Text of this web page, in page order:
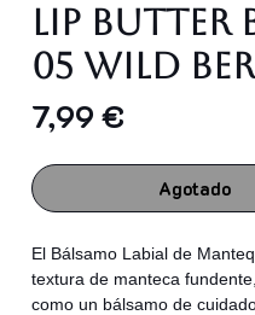
LIP BUTTER
05 WILD
7,99 €
Agotado
El Bálsamo Labial de
textura de manteca
como un bálsamo de